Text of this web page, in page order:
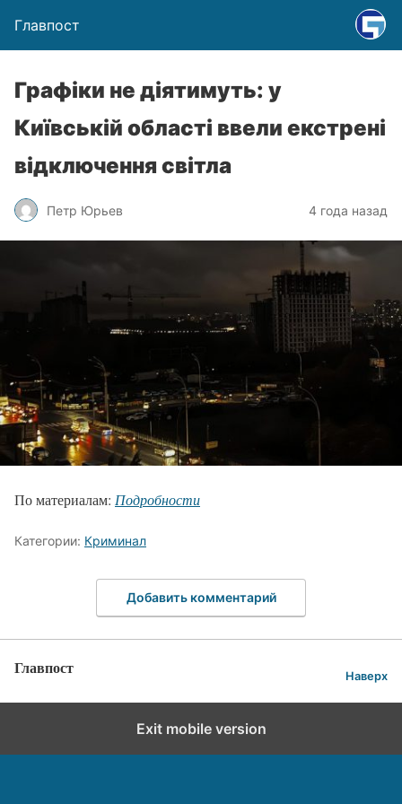
Главпост
Графіки не діятимуть: у
Київській області ввели екстрені
відключення світла
Петр Юрьев 4 года назад
По материалам: Подробности
Категории: Криминал
Добавить комментарий
Главпост Наверх
Exit mobile version